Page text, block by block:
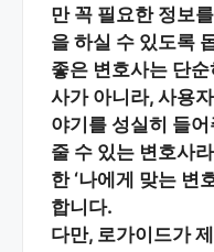
만 꼭 필요한 정보
을 하실 수 있도록
좋은 변호사는 단
사가 아니라, 사용
야기를 성실히 들
줄 수 있는 변호사
한 ‘나에게 맞는 변
합니다.
다만, 로가이드가